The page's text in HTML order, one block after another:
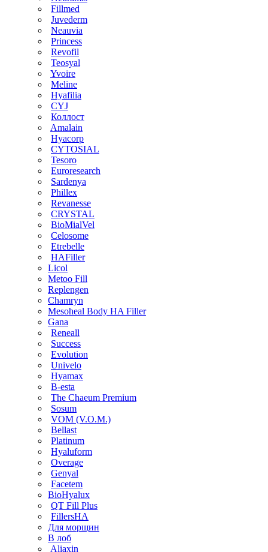
Fillmed
Juvederm
Neauvia
Princess
Revofil
Teosyal
Yvoire
Meline
Hyafilia
CYJ
Коллост
Amalain
Hyacorp
CYTOSIAL
Tesoro
Euroresearch
Sardenya
Phillex
Revanesse
CRYSTAL
BioMialVel
Celosome
Etrebelle
HAFiller
Licol
Metoo Fill
Replengen
Chamryn
Mesoheal Body HA Filler
Gana
Reneall
Success
Evolution
Univelo
Hyamax
B-esta
The Chaeum Premium
Sosum
VOM (V.O.M.)
Bellast
Platinum
Hyaluform
Overage
Genyal
Facetem
BioHyalux
QT Fill Plus
FillersHA
Для морщин
В лоб
Aliaxin